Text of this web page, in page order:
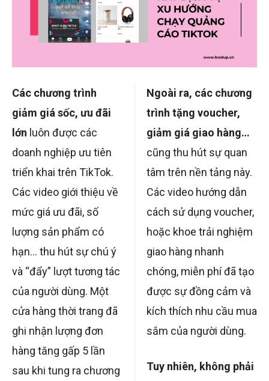
Các chương trình
giảm giá sốc, ưu đãi
lớn luôn được các
doanh nghiệp ưu tiên
triển khai trên TikTok.
Các video giới thiệu về
mức giá ưu đãi, số
lượng sản phẩm có
hạn… thu hút sự chú ý
và “đẩy” lượt tương tác
của người dùng. Một
cửa hàng thời trang đã
ghi nhận lượng đơn
hàng tăng gấp 5 lần
sau khi tung ra chương
Ngoài ra, các chương
trình tặng voucher,
giảm giá giao hàng…
cũng thu hút sự quan
tâm trên nền tảng này.
Các video hướng dẫn
cách sử dụng voucher,
hoặc khoe trải nghiệm
giao hàng nhanh
chóng, miễn phí đã tạo
được sự đồng cảm và
kích thích nhu cầu mua
sắm của người dùng.
Tuy nhiên, không phải